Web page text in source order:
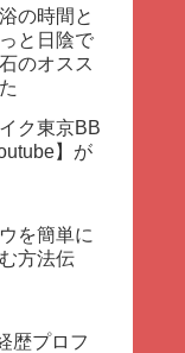
の時間と
と日陰で
のオスス
ク東京BB
】が
を簡単に
方法伝
歴プロフ